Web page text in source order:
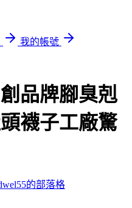
我的帳號
品牌腳臭剋
襪子工廠驚
的部落格